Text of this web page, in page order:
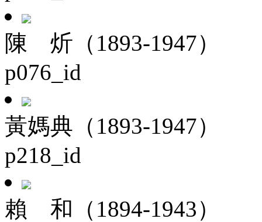
陳 炘（1893-1947）
p076_id
黃媽典（1893-1947）
p218_id
賴 和（1894-1943）